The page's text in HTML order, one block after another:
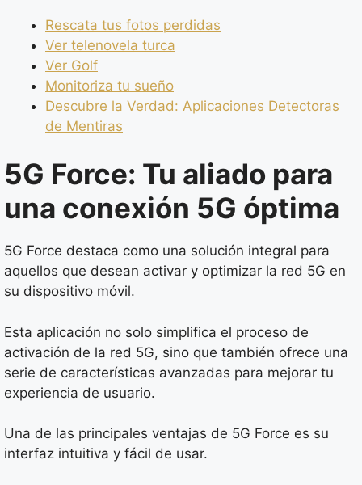
Rescata tus fotos perdidas
Ver telenovela turca
Ver Golf
Monitoriza tu sueño
Descubre la Verdad: Aplicaciones Detectoras
de Mentiras
5G Force: Tu aliado para
una conexión 5G óptima
5G Force destaca como una solución integral para
aquellos que desean activar y optimizar la red 5G en
su dispositivo móvil.
Esta aplicación no solo simplifica el proceso de
activación de la red 5G, sino que también ofrece una
serie de características avanzadas para mejorar tu
experiencia de usuario.
Una de las principales ventajas de 5G Force es su
interfaz intuitiva y fácil de usar.